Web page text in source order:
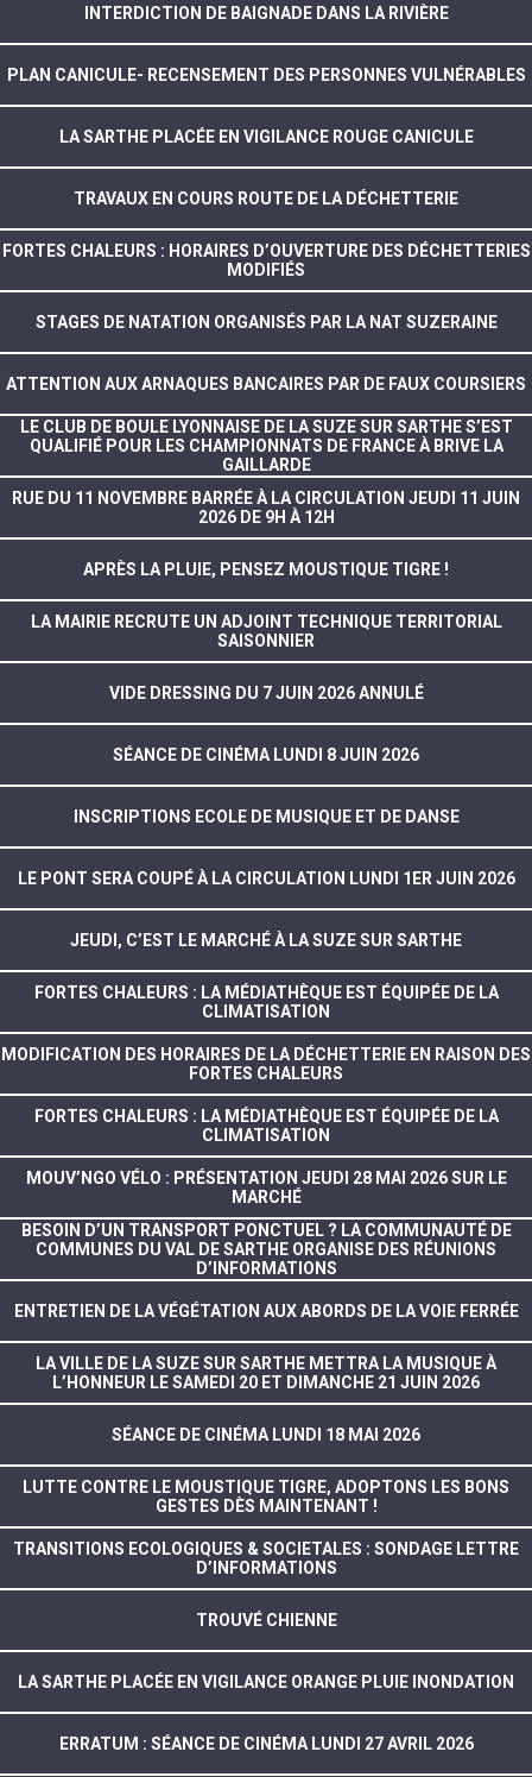
INTERDICTION DE BAIGNADE DANS LA RIVIÈRE
PLAN CANICULE- RECENSEMENT DES PERSONNES VULNÉRABLES
LA SARTHE PLACÉE EN VIGILANCE ROUGE CANICULE
TRAVAUX EN COURS ROUTE DE LA DÉCHETTERIE
FORTES CHALEURS : HORAIRES D’OUVERTURE DES DÉCHETTERIES
MODIFIÉS
STAGES DE NATATION ORGANISÉS PAR LA NAT SUZERAINE
ATTENTION AUX ARNAQUES BANCAIRES PAR DE FAUX COURSIERS
LE CLUB DE BOULE LYONNAISE DE LA SUZE SUR SARTHE S’EST
QUALIFIÉ POUR LES CHAMPIONNATS DE FRANCE À BRIVE LA
GAILLARDE
RUE DU 11 NOVEMBRE BARRÉE À LA CIRCULATION JEUDI 11 JUIN
2026 DE 9H À 12H
APRÈS LA PLUIE, PENSEZ MOUSTIQUE TIGRE !
LA MAIRIE RECRUTE UN ADJOINT TECHNIQUE TERRITORIAL
SAISONNIER
VIDE DRESSING DU 7 JUIN 2026 ANNULÉ
SÉANCE DE CINÉMA LUNDI 8 JUIN 2026
INSCRIPTIONS ECOLE DE MUSIQUE ET DE DANSE
LE PONT SERA COUPÉ À LA CIRCULATION LUNDI 1ER JUIN 2026
JEUDI, C’EST LE MARCHÉ À LA SUZE SUR SARTHE
FORTES CHALEURS : LA MÉDIATHÈQUE EST ÉQUIPÉE DE LA
CLIMATISATION
MODIFICATION DES HORAIRES DE LA DÉCHETTERIE EN RAISON DES
FORTES CHALEURS
FORTES CHALEURS : LA MÉDIATHÈQUE EST ÉQUIPÉE DE LA
CLIMATISATION
MOUV’NGO VÉLO : PRÉSENTATION JEUDI 28 MAI 2026 SUR LE
MARCHÉ
BESOIN D’UN TRANSPORT PONCTUEL ? LA COMMUNAUTÉ DE
COMMUNES DU VAL DE SARTHE ORGANISE DES RÉUNIONS
D’INFORMATIONS
ENTRETIEN DE LA VÉGÉTATION AUX ABORDS DE LA VOIE FERRÉE
LA VILLE DE LA SUZE SUR SARTHE METTRA LA MUSIQUE À
L’HONNEUR LE SAMEDI 20 ET DIMANCHE 21 JUIN 2026
SÉANCE DE CINÉMA LUNDI 18 MAI 2026
LUTTE CONTRE LE MOUSTIQUE TIGRE, ADOPTONS LES BONS
GESTES DÈS MAINTENANT !
TRANSITIONS ECOLOGIQUES & SOCIETALES : SONDAGE LETTRE
D’INFORMATIONS
TROUVÉ CHIENNE
LA SARTHE PLACÉE EN VIGILANCE ORANGE PLUIE INONDATION
ERRATUM : SÉANCE DE CINÉMA LUNDI 27 AVRIL 2026